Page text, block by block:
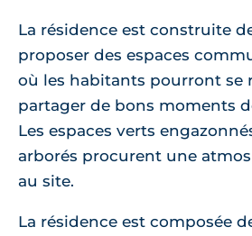
La résidence est construite
proposer des espaces
où les habitants pourront se
partager de bons moments
Les espaces verts
arborés procurent une
au site.
La résidence est composée